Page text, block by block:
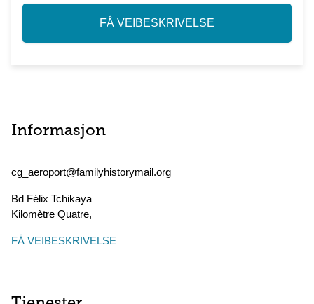
FÅ VEIBESKRIVELSE
Informasjon
cg_aeroport@familyhistorymail.org
Bd Félix Tchikaya
Kilomètre Quatre,
FÅ VEIBESKRIVELSE